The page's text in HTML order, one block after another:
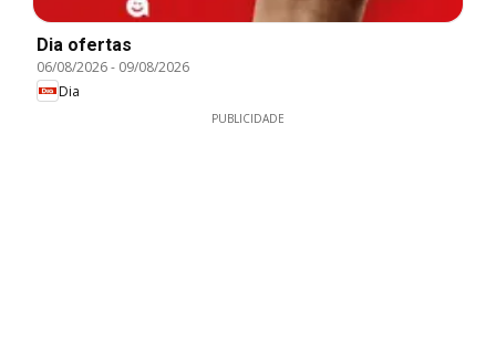
Dia ofertas
06/08/2026- 09/08/2026
Dia
PUBLICIDADE